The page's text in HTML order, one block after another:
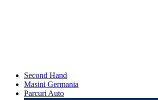
Second Hand
Masini Germania
Parcuri Auto